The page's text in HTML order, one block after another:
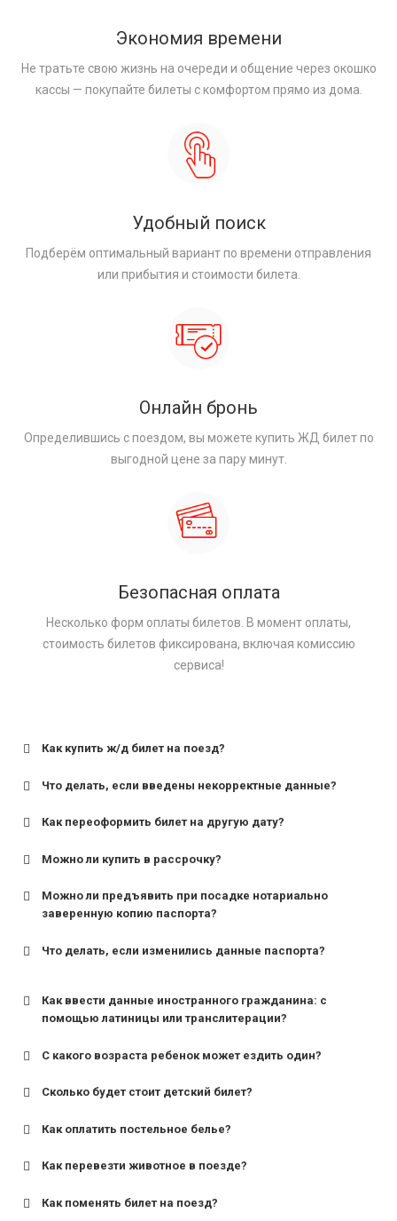
Экономия времени
Не тратьте свою жизнь на очереди и общение через окошко
кассы — покупайте билеты с комфортом прямо из дома.
Удобный поиск
Подберём оптимальный вариант по времени отправления
или прибытия и стоимости билета.
Онлайн бронь
Определившись с поездом, вы можете купить ЖД билет по
выгодной цене за пару минут.
Безопасная оплата
Несколько форм оплаты билетов. В момент оплаты,
стоимость билетов фиксирована, включая комиссию
сервиса!
Как купить ж/д билет на поезд?
Что делать, если введены некорректные данные?
Как переоформить билет на другую дату?
Можно ли купить в рассрочку?
Можно ли предъявить при посадке нотариально
заверенную копию паспорта?
Что делать, если изменились данные паспорта?
Как ввести данные иностранного гражданина: с
помощью латиницы или транслитерации?
С какого возраста ребенок может ездить один?
для поездов дальнего следования — от 10 лет и
для пригородных поездов — от 7 лет.
Сколько будет стоит детский билет?
Как оплатить постельное белье?
Как перевезти животное в поезде?
Как поменять билет на поезд?